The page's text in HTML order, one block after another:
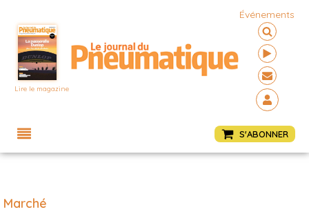
Lire le magazine
Événements
S'ABONNER
Marché